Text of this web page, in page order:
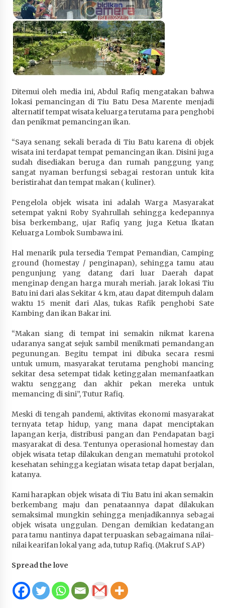
Penurunan Stunting di Sumbawa
4 minggu ago
Wabup Ansori Apresiasi Rekomendasi dan
Pandangan Fraksi – Fraksi DPRD Sumbawa
4 minggu ago
Cabor yang Akan Berjuang pada PORPROV XII
NTB 2026
4 minggu ago
BAZNAS Kabupaten Sumbawa Salurkan Bantuan
Program 100 Mustahik Per Desa di Desa Teluk
Santong
4 minggu ago
Pelatihan PDPP 2026 Bali
4 minggu ago
Terapkan “Polantas Menyapa”, Satlantas Polres
Kepolisian yang Profesional
4 minggu ago
Capaian Program Pemerintah Kabupaten
Sumbawa Terus Dirasakan Masyarakat
1 bulan ago
Ditemui oleh media ini, Abdul Rafiq mengatakan bahwa
lokasi pemancingan di Tiu Batu Desa Marente menjadi
alternatif tempat wisata keluarga terutama para penghobi
dan penikmat pemancingan ikan.
“Saya senang sekali berada di Tiu Batu karena di objek
wisata ini terdapat tempat pemancingan ikan. Disini juga
sudah disediakan beruga dan rumah panggung yang
sangat nyaman berfungsi sebagai restoran untuk kita
beristirahat dan tempat makan ( kuliner).
Pengelola objek wisata ini adalah Warga Masyarakat
setempat yakni Roby Syahrullah sehingga kedepannya
bisa berkembang, ujar Rafiq yang juga Ketua Ikatan
Keluarga Lombok Sumbawa ini.
Hal menarik pula tersedia Tempat Pemandian, Camping
ground (homestay / penginapan), sehingga tamu atau
pengunjung yang datang dari luar Daerah dapat
menginap dengan harga murah meriah. jarak lokasi Tiu
Batu ini dari alas Sekitar 4 km, atau dapat ditempuh dalam
waktu 15 menit dari Alas, tukas Rafik penghobi Sate
Kambing dan ikan Bakar ini.
“Makan siang di tempat ini semakin nikmat karena
udaranya sangat sejuk sambil menikmati pemandangan
pegunungan. Begitu tempat ini dibuka secara resmi
untuk umum, masyarakat terutama penghobi mancing
sekitar desa setempat tidak ketinggalan memanfaatkan
waktu senggang dan akhir pekan mereka untuk
memancing di sini”, Tutur Rafiq.
Meski di tengah pandemi, aktivitas ekonomi masyarakat
ternyata tetap hidup, yang mana dapat menciptakan
lapangan kerja, distribusi pangan dan Pendapatan bagi
masyarakat di desa. Tentunya operasional homestay dan
objek wisata tetap dilakukan dengan mematuhi protokol
kesehatan sehingga kegiatan wisata tetap dapat berjalan,
katanya.
Kami harapkan objek wisata di Tiu Batu ini akan semakin
berkembang maju dan penataannya dapat dilakukan
semaksimal mungkin sehingga menjadikannya sebagai
objek wisata unggulan. Dengan demikian kedatangan
para tamu nantinya dapat terpuaskan sebagaimana nilai-
nilai kearifan lokal yang ada, tutup Rafiq. (Makruf S.AP)
Spread the love